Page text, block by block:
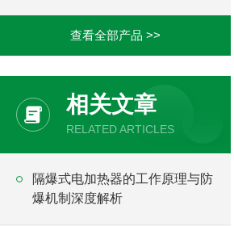
查看全部产品 >>
相关文章
RELATED ARTICLES
隔爆式电加热器的工作原理与防
爆机制深度解析